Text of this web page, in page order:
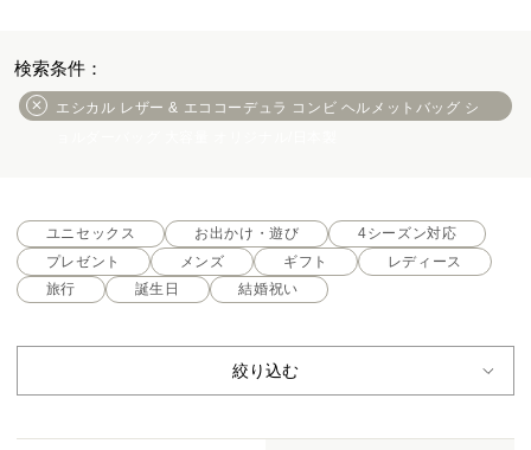
エシカル レザー & エココーデュラ コンビ ヘルメットバッグ シ
ユニセックス お出かけ・遊び
4シーズン対応
プレゼント
メンズ ギフト
レディース
旅行
誕生日 結婚祝い
絞り込む